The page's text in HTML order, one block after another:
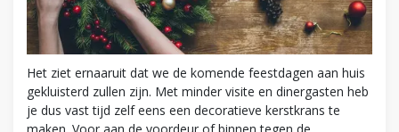
Het ziet ernaaruit dat we de komende feestdagen aan huis
gekluisterd zullen zijn. Met minder visite en dinergasten heb
je dus vast tijd zelf eens een decoratieve kerstkrans te
maken. Voor aan de voordeur of binnen tegen de